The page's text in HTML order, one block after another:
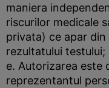
maniera
riscurilor medicale
privata) ce apar
rezultatului testului;
e. Autorizarea este
reprezentantul